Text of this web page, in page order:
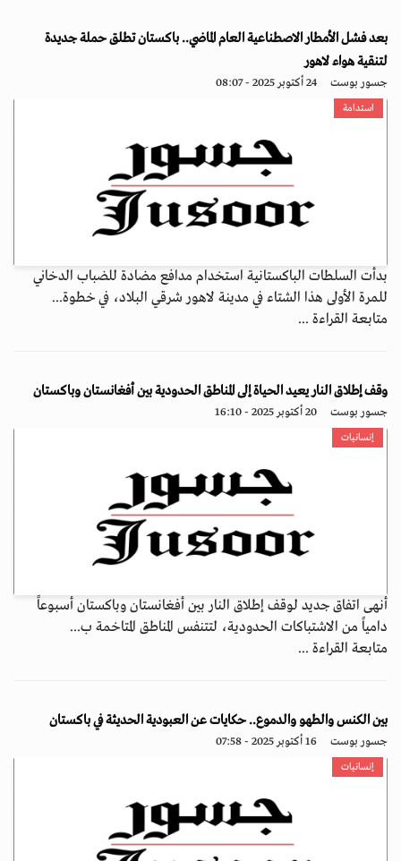
بعد فشل الأمطار الاصطناعية العام الماضي.. باكستان تطلق حملة جديدة
لتنقية هواء لاهور
جسور بوست 24 أكتوبر 2025 - 08:07
استدامة
بدأت السلطات الباكستانية استخدام مدافع مضادة للضباب الدخاني
للمرة الأولى هذا الشتاء في مدينة لاهور شرقي البلاد، في خطوة...
متابعة القراءة ...
وقف إطلاق النار يعيد الحياة إلى المناطق الحدودية بين أفغانستان وباكستان
جسور بوست 20 أكتوبر 2025 - 16:10
إنسانيات
أنهى اتفاق جديد لوقف إطلاق النار بين أفغانستان وباكستان أسبوعاً
دامياً من الاشتباكات الحدودية، لتتنفس المناطق المتاخمة ب...
متابعة القراءة ...
بين الكنس والطهو والدموع.. حكايات عن العبودية الحديثة في باكستان
جسور بوست 16 أكتوبر 2025 - 07:58
إنسانيات